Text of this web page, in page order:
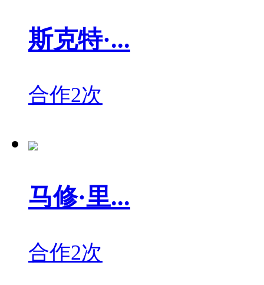
斯克特·...
合作2次
马修·里...
合作2次